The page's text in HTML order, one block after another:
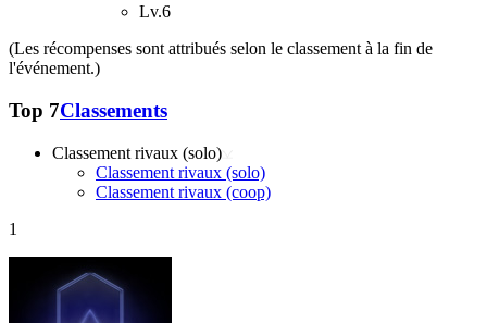
Lv.6
(Les récompenses sont attribués selon le classement à la fin de
l'événement.)
Top 7Classements
Classement rivaux (solo)
Classement rivaux (solo)
Classement rivaux (coop)
1